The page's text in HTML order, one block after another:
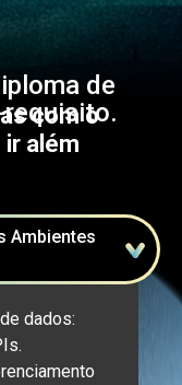
de
requisito.
com o
além
Ambientes
dados: